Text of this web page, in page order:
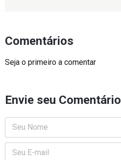
Comentários
Seja o primeiro a comentar
Envie seu Comentário